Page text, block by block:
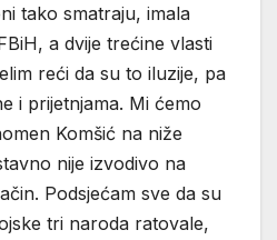
tako smatraju, imala
a dvije trećine vlasti
reći da su to iluzije, pa
i prijetnjama. Mi ćemo
Komšić na niže
nije izvodivo na
Podsjećam sve da su
tri naroda ratovale,